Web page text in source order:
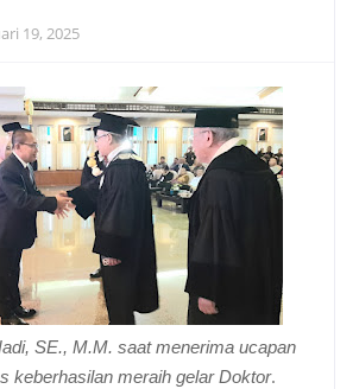
19, 2025
SE., M.M. saat menerima ucapan
keberhasilan meraih gelar Doktor.